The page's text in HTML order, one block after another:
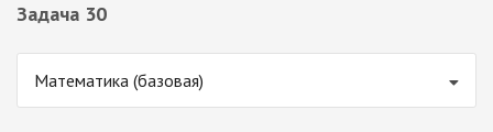
Задача 30
Математика (базовая)